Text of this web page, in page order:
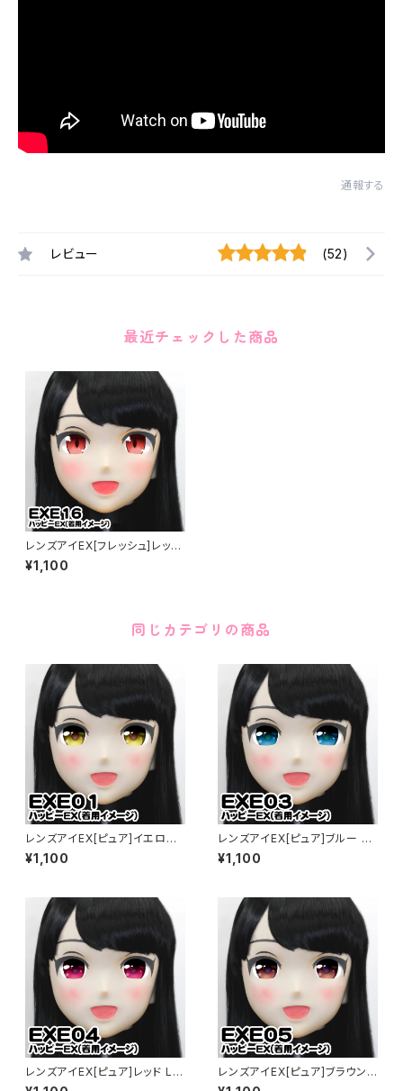
通報する
レビュー (52)
最近チェックした商品
レンズアイEX[フレッシュ]レッド
Lens Eye EX[Fresh]Red
¥1,100
同じカテゴリの商品
レンズアイEX[ピュア]イエロー
Lens Eye EX[PURE]yellow
¥1,100
レンズアイEX[ピュア]ブルー Le
ns Eye EX[PURE]blue
¥1,100
レンズアイEX[ピュア]レッド Le
ns Eye EX[PURE]red
レンズアイEX[ピュア]ブラウン L
ens Eye EX[PUR] brown